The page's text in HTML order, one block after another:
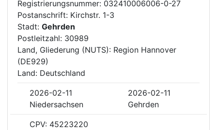
Registrierungsnummer: 032410006006-0-27
Postanschrift: Kirchstr. 1-3
Stadt: Gehrden
Postleitzahl: 30989
Land, Gliederung (NUTS): Region Hannover
(DE929)
Land: Deutschland
2026-02-11
2026-02-11
Niedersachsen
Gehrden
CPV: 45223220